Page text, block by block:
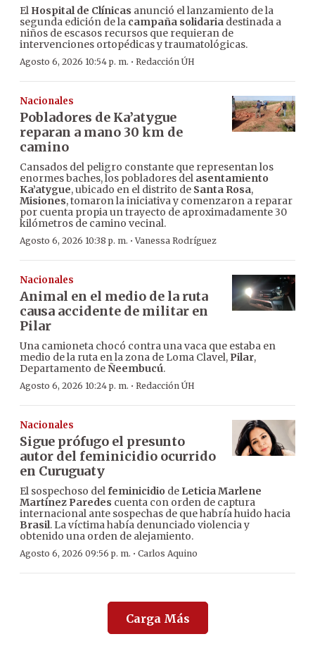
El Hospital de Clínicas anunció el lanzamiento de la
segunda edición de la campaña solidaria destinada a
niños de escasos recursos que requieran de
intervenciones ortopédicas y traumatológicas.
Agosto 6, 2026 10:54 p. m. · Redacción ÚH
Nacionales
Pobladores de Ka’atygue
reparan a mano 30 km de
camino
Cansados del peligro constante que representan los
enormes baches, los pobladores del asentamiento
Ka’atygue, ubicado en el distrito de Santa Rosa,
Misiones, tomaron la iniciativa y comenzaron a reparar
por cuenta propia un trayecto de aproximadamente 30
kilómetros de camino vecinal.
Agosto 6, 2026 10:38 p. m. ·Vanessa Rodríguez
Nacionales
Animal en el medio de la ruta
causa accidente de militar en
Pilar
Una camioneta chocó contra una vaca que estaba en
medio de la ruta en la zona de Loma Clavel, Pilar,
Departamento deÑeembucú.
Agosto 6, 2026 10:24 p. m. · Redacción ÚH
Nacionales
Sigue prófugo el presunto
autor del feminicidio ocurrido
en Curuguaty
El sospechoso delfeminicidio de Leticia Marlene
Martínez Paredes cuenta con orden de captura
internacional ante sospechas de que habría huido hacia
Brasil. La víctima había denunciado violencia y
obtenido una orden de alejamiento.
Agosto 6, 2026 09:56 p. m. · Carlos Aquino
Carga Más